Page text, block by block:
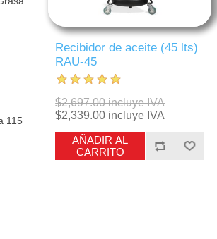
115
Recibidor de aceite (45 lts)
RAU-45
$2,697.00 incluye IVA
$2,339.00 incluye IVA
AÑADIR AL
CARRITO